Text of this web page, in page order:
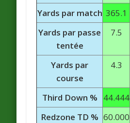
Yards par match 365.1
Yards par passe
tentée
7.5
Yards par
course
4.3
Third Down % 44.444
Redzone TD % 60.000